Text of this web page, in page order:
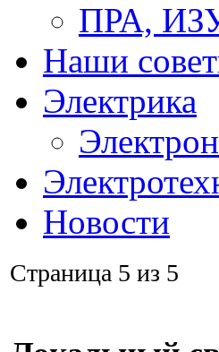
ПРА,
Наши
Электрика
Новости
Страница 5 из 5